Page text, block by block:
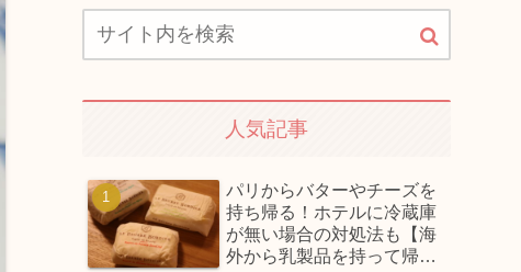
人気記事
パリからバターやチーズを
持ち帰る！ホテルに冷蔵庫
が無い場合の対処法も【海
外から乳製品を持って帰っ